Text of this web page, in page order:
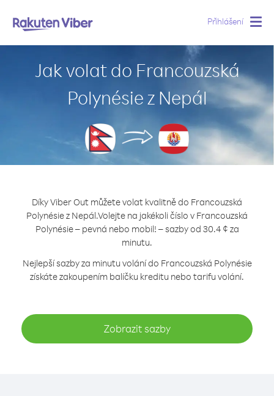
Přihlášení
Jak volat do Francouzská
Polynésie z Nepál
Díky Viber Out můžete volat kvalitně do Francouzská
Polynésie z Nepál.Volejte na jakékoli číslo v Francouzská
Polynésie – pevná nebo mobil! – sazby od 30.4 ¢ za
minutu.
Nejlepší sazby za minutu volání do Francouzská Polynésie
získáte zakoupením balíčku kreditu nebo tarifu volání.
Zobrazit sazby